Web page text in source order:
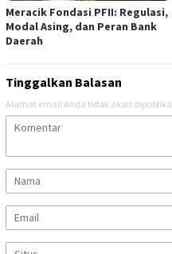
Meracik Fondasi PFII: Regulasi,
Modal Asing, dan Peran Bank
Daerah
Tinggalkan Balasan
Alamat email Anda tidak akan